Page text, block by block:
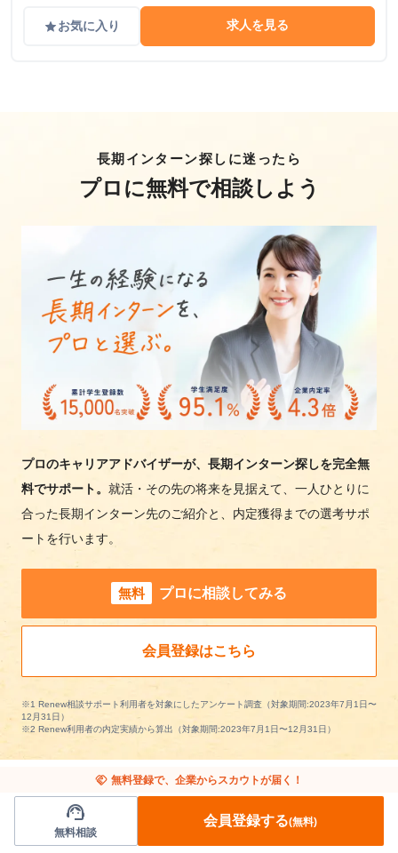
gradeお気に入り 求人を見る
長期インターン探しに迷ったら
プロに無料で相談しよう
プロのキャリアアドバイザーが、長期インターン探しを完全無
料でサポート。 就活・その先の将来を見据えて、一人ひとりに
合った長期インターン先のご紹介と、内定獲得までの選考サポ
ートを行います。
無料 プロに相談してみる
会員登録はこちら
※1 Renew相談サポート利用者を対象にしたアンケート調査（対象期間:2023年7月1日〜
12月31日）
※2 Renew利用者の内定実績から算出（対象期間:2023年7月1日〜12月31日）
アパレル/ファッションの長期インターンを条
handshake 無料登録で、企業からスカウトが届く！
support_agent
無料相談
会員登録する(無料)